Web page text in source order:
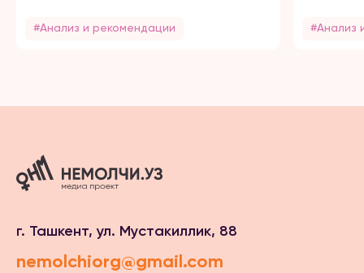
#Анализ и рекомендации #Анализ
г. Ташкент, ул. Мустакиллик, 88
nemolchiorg@gmail.com